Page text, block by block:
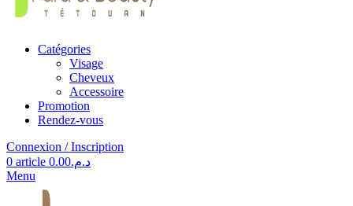
Catégories
Visage
Cheveux
Accessoire
Promotion
Rendez-vous
Connexion / Inscription
0 article د.م.0.00
Menu